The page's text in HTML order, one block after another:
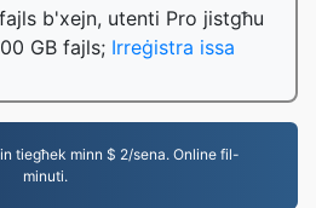
b'xejn, utenti Pro jistgħu
GB fajls; Irreġistra issa
tiegħek minn $ 2/sena. Online fil-
minuti.